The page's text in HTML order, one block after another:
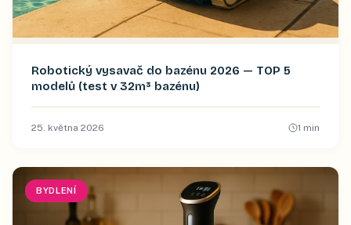
Robotický vysavač do bazénu 2026 — TOP 5
modelů (test v 32m³ bazénu)
25. května 2026 1 min
BYDLENÍ